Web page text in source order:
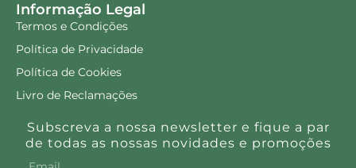
Informação Legal
Termos e Condições
Política de Privacidade
Política de Cookies
Livro de Reclamações
Subscreva a nossa newsletter e fique a par
de todas as nossas novidades e promoções